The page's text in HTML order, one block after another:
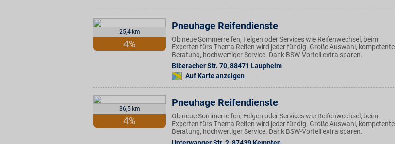
25,4 km
4%
Pneuhage Reifendienste
Ob neue Sommerreifen, Felgen oder Services wie Reifenwechsel, beim
Experten fürs Thema Reifen wird jeder fündig. Große Auswahl, kompetente
Beratung, hochwertiger Service. Dank BSW-Vorteil extra sparen.
Biberacher Str. 70,88471 Laupheim
Auf Karte anzeigen
36,5 km
4%
Pneuhage Reifendienste
Ob neue Sommerreifen, Felgen oder Services wie Reifenwechsel, beim
Experten fürs Thema Reifen wird jeder fündig. Große Auswahl, kompetente
Beratung, hochwertiger Service. Dank BSW-Vorteil extra sparen.